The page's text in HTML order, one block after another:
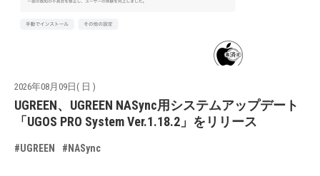
2026年08月09日( 日 )
UGREEN、UGREEN NASync用システムアップデート
「UGOS PRO System Ver.1.18.2」をリリース
#UGREEN #NASync